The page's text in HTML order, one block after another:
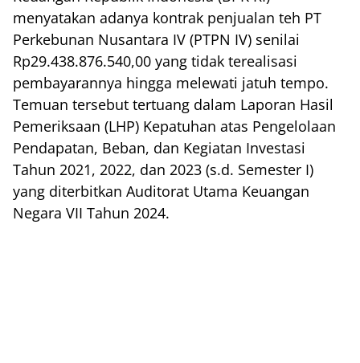
menyatakan adanya kontrak penjualan teh PT
Perkebunan Nusantara IV (PTPN IV) senilai
Rp29.438.876.540,00 yang tidak terealisasi
pembayarannya hingga melewati jatuh tempo.
Temuan tersebut tertuang dalam Laporan Hasil
Pemeriksaan (LHP) Kepatuhan atas Pengelolaan
Pendapatan, Beban, dan Kegiatan Investasi
Tahun 2021, 2022, dan 2023 (s.d. Semester I)
yang diterbitkan Auditorat Utama Keuangan
Negara VII Tahun 2024.